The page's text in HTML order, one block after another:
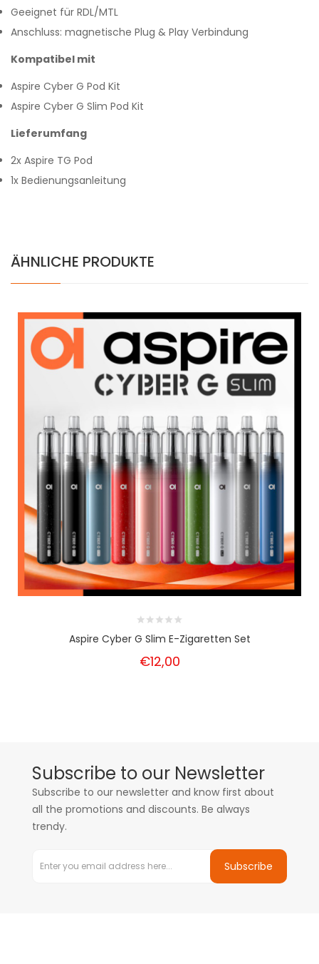
Geeignet für RDL/MTL
Anschluss: magnetische Plug & Play Verbindung
Kompatibel mit
Aspire Cyber G Pod Kit
Aspire Cyber G Slim Pod Kit
Lieferumfang
2x Aspire TG Pod
1x Bedienungsanleitung
ÄHNLICHE PRODUKTE
Aspire Cyber G Slim E-Zigaretten Set
€12,00
Subscribe to our Newsletter
Subscribe to our newsletter and know first about
all the promotions and discounts. Be always
trendy.
Subscribe